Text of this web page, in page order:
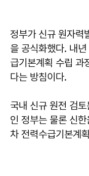
정부가 신규 원자력
을 공식화했다. 내
급기본계획 수립 과
다는 방침이다.
국내 신규 원전 검
인 정부는 물론 신
차 전력수급기본계